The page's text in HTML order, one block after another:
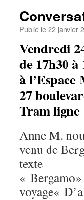
Publié le22 janvier
Vendredi
de 17h30 à
à
27
Tram
Anne M.
venu de
texte
« Bergamo»
voyage«